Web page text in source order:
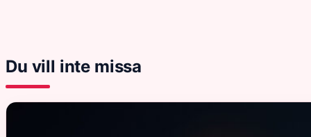
Du vill inte missa